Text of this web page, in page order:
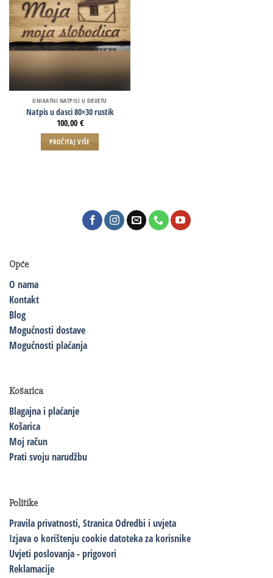
UNIKATNI NATPISI U DRVETU
Natpis u dasci 80×30 rustik
100,00 €
PROČITAJ VIŠE
Opće
O nama
Kontakt
Blog
Mogućnosti dostave
Mogućnosti plaćanja
Košarica
Blagajna i plaćanje
Košarica
Moj račun
Prati svoju narudžbu
Politike
Pravila privatnosti,Stranica Odredbi i uvjeta
Izjava o korištenju cookie datoteka za korisnike
Uvjeti poslovanja - prigovori
Reklamacije